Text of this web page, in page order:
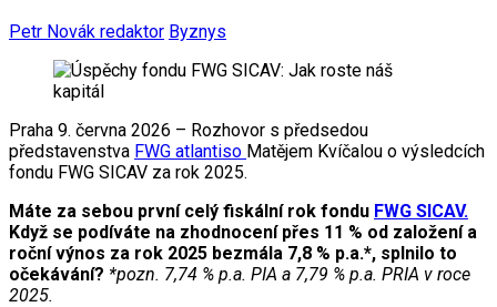
Petr Novák redaktor Byznys
Praha 9. června 2026 – Rozhovor s předsedou
představenstva FWG atlantiso Matějem Kvíčalou o výsledcích
fondu FWG SICAV za rok 2025.
Máte za sebou první celý fiskální rok fondu FWG SICAV.
Když se podíváte na zhodnocení přes 11 % od založení a
roční výnos za rok 2025 bezmála 7,8 % p.a.*, splnilo to
očekávání? *pozn. 7,74 % p.a. PIA a 7,79 % p.a. PRIA v roce
2025.